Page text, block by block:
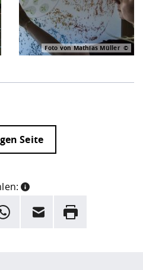
Foto von Mathias Müller
Seite
und ein Link zur
E-Mail Drucken